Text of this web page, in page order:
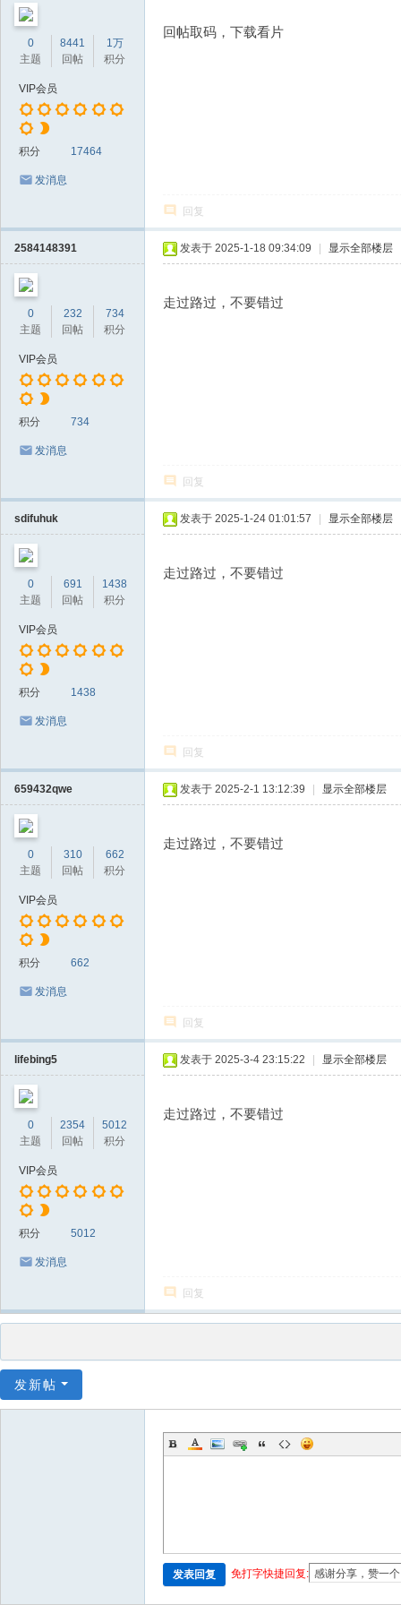
0
主题
8441
回帖
1万
积分
VIP会员
积分 17464
发消息
回帖取码，下载看片
回复
2584148391
0
主题
232
回帖
734
积分
VIP会员
积分 734
发消息
发表于 2025-1-18 09:34:09 显示全部楼层
走过路过，不要错过
回复
sdifuhuk
0
主题
691
回帖
1438
积分
VIP会员
积分 1438
发消息
发表于 2025-1-24 01:01:57 显示全部楼层
走过路过，不要错过
回复
659432qwe
0
主题
310
回帖
662
积分
VIP会员
积分 662
发消息
发表于 2025-2-1 13:12:39 显示全部楼层
走过路过，不要错过
回复
lifebing5
0
主题
2354
回帖
5012
积分
VIP会员
积分 5012
发消息
发表于 2025-3-4 23:15:22 显示全部楼层
走过路过，不要错过
回复
发新帖
发表回复 免打字快捷回复: